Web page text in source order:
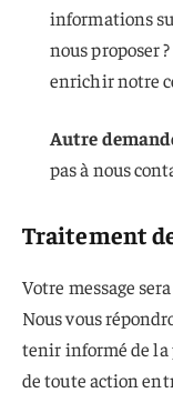
informations
nous proposer
enrichir notre
Autre
pas à nous
Traitement
Votre message
Nous vous
tenir informé de la
de toute action